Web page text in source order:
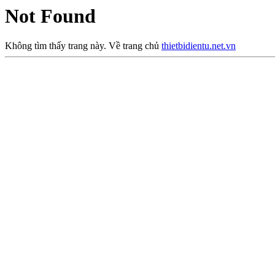
Not Found
Không tìm thấy trang này. Về trang chủ thietbidientu.net.vn